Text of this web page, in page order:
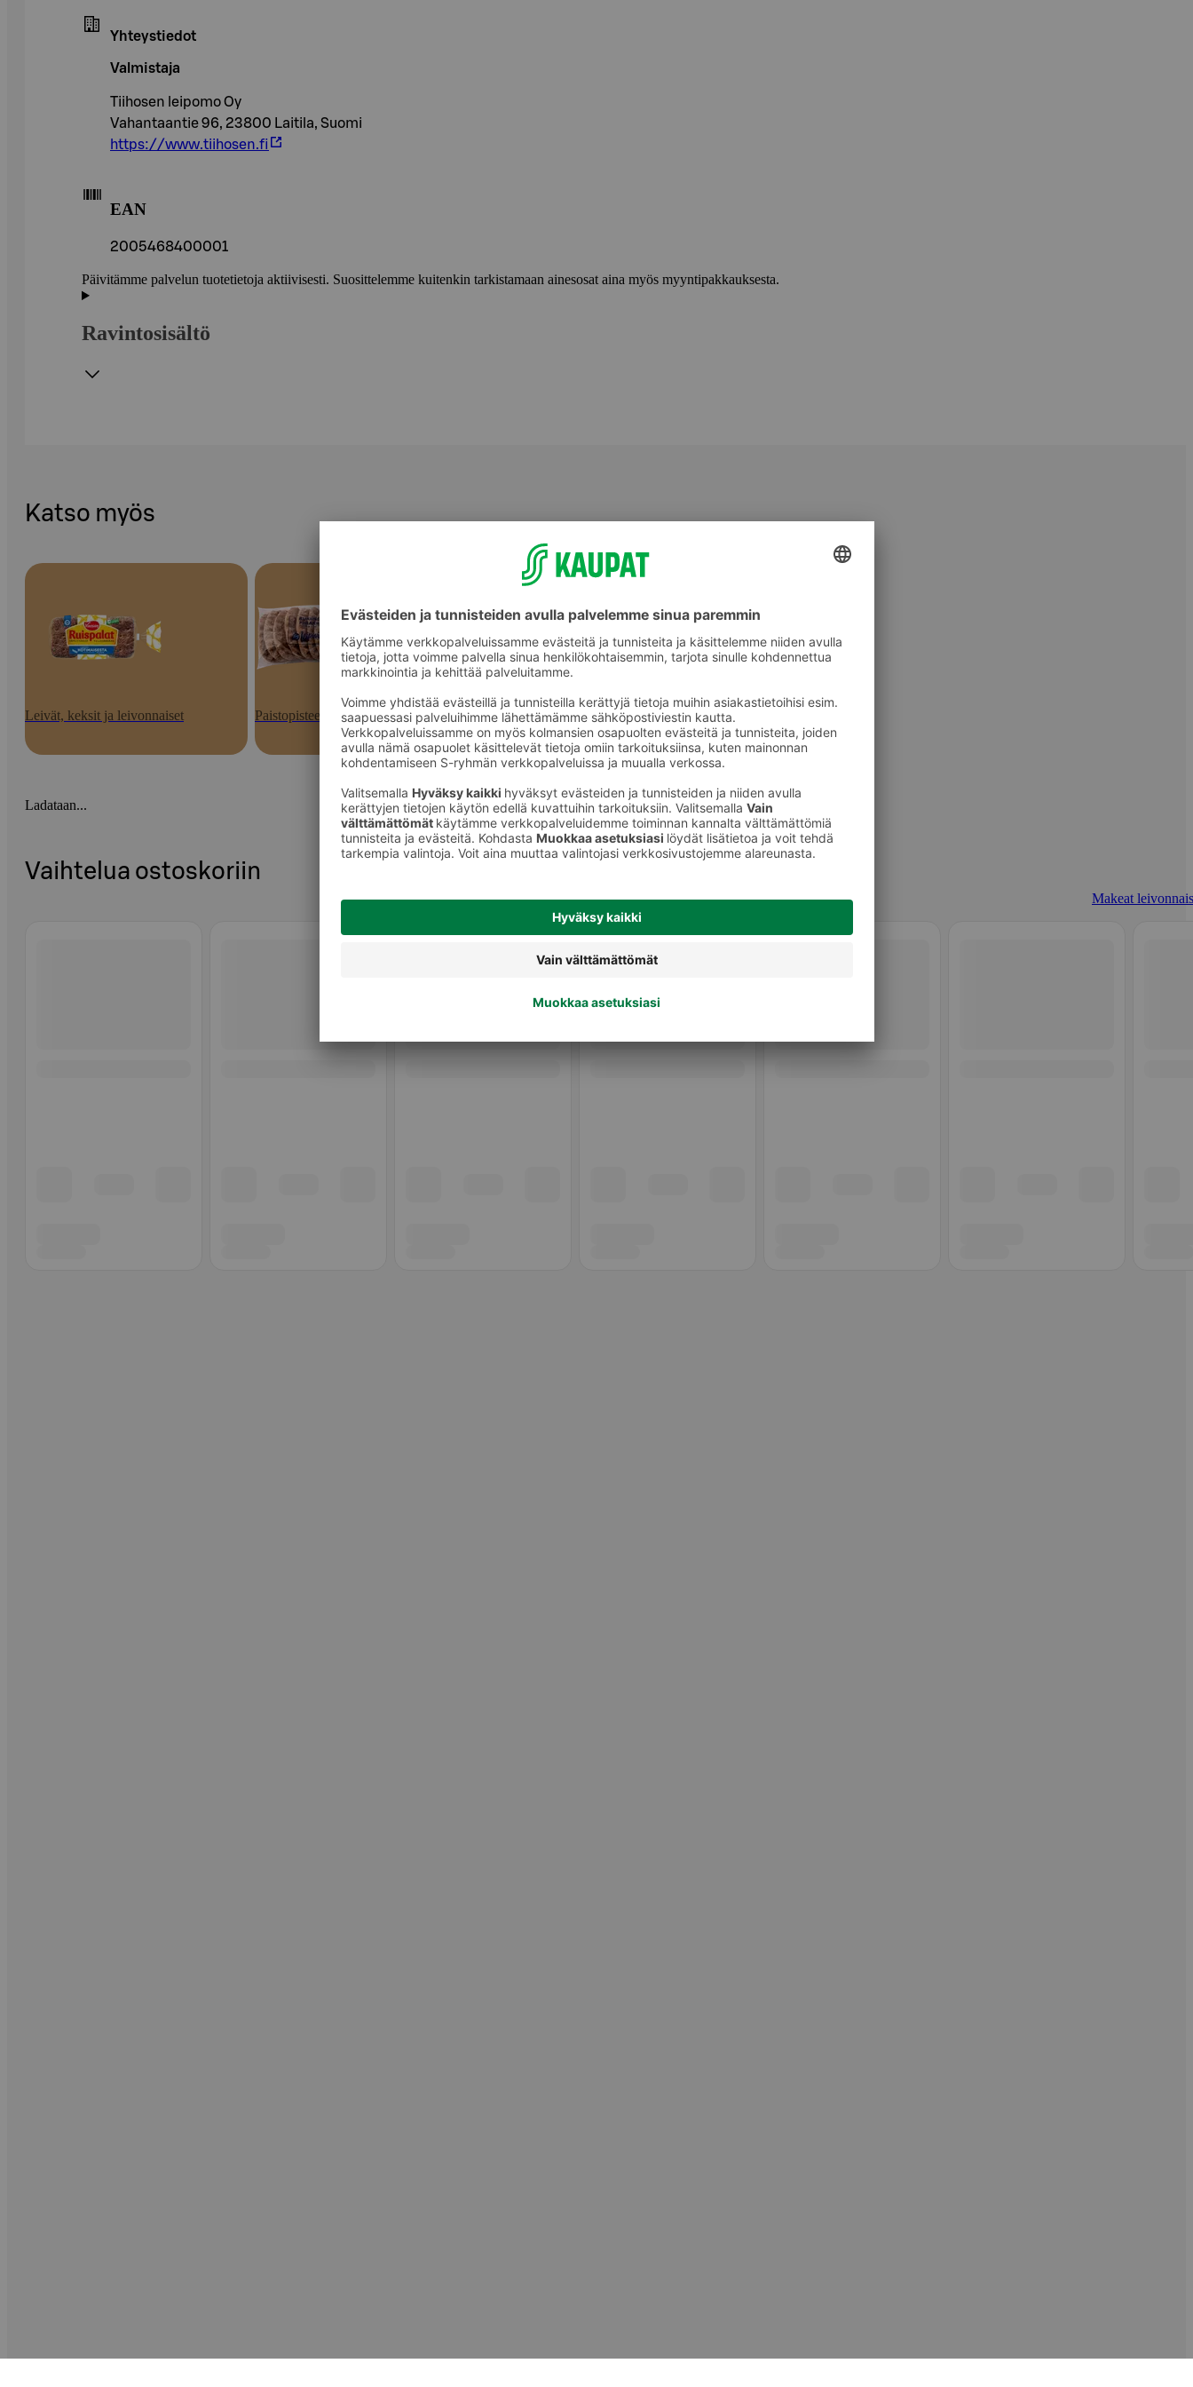
Yhteystiedot
Valmistaja
Tiihosen leipomo Oy
Vahantaantie 96, 23800 Laitila, Suomi
https://www.tiihosen.fi
EAN
2005468400001
Päivitämme palvelun tuotetietoja aktiivisesti. Suosittelemme kuitenkin tarkistamaan ainesosat aina myös myyntipakkauksesta.
Ravintosisältö
Katso myös
Leivät, keksit ja leivonnaiset Paistopisteen tuotteet Makeat leivonnaiset
Ladataan...
Vaihtelua ostoskoriin
Makeat